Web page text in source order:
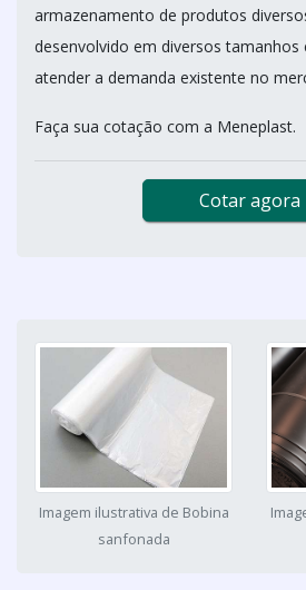
armazenamento de produtos
desenvolvido em diversos
atender a demanda existente no
Faça sua cotação com a Meneplast.
Cotar agora
Imagem ilustrativa de Bobina
sanfonada